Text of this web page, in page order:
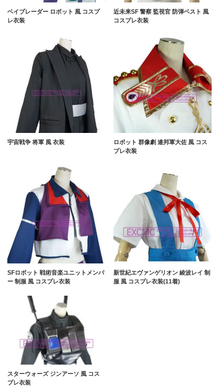
ベイブレーダー ロボット 風 コスプ
レ衣装
近未来SF 警察 監視官 防弾ベスト 風
コスプレ衣装
宇宙戦争 将軍 風 衣装
ロボット 群像劇 連邦軍大佐 風 コス
プレ衣装
SFロボット 戦術音楽ユニットメンバ
ー 制服 風 コスプレ衣装
新世紀エヴァンゲリオン 綾波レイ 制
服 風 コスプレ衣装(11着)
スターウォーズ ジンアーソ 風 コス
プレ衣装